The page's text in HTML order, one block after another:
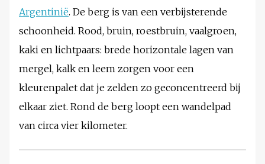
Argentinië. De berg is van een verbijsterende
schoonheid. Rood, bruin, roestbruin, vaalgroen,
kaki en lichtpaars: brede horizontale lagen van
mergel, kalk en leem zorgen voor een
kleurenpalet dat je zelden zo geconcentreerd bij
elkaar ziet. Rond de berg loopt een wandelpad
van circa vier kilometer.